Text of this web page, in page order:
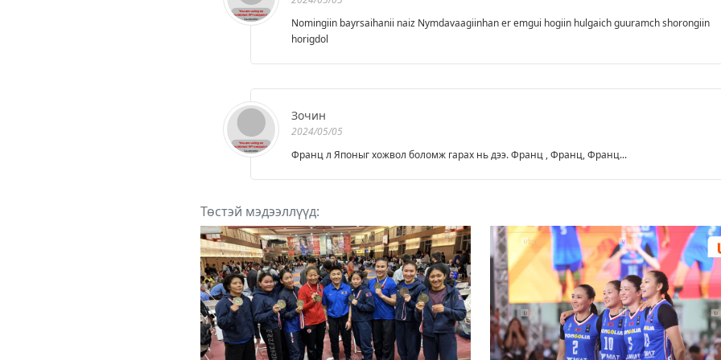
Nomingiin bayrsaihanii naiz Nymdavaagiinhan er emgui hogiin hulgaich guuramch shorongiin
horigdol
Зочин
2024/05/05
Франц л Японыг хожвол боломж гарах нь дээ. Франц , Франц, Франц...
Төстэй мэдээллүүд: